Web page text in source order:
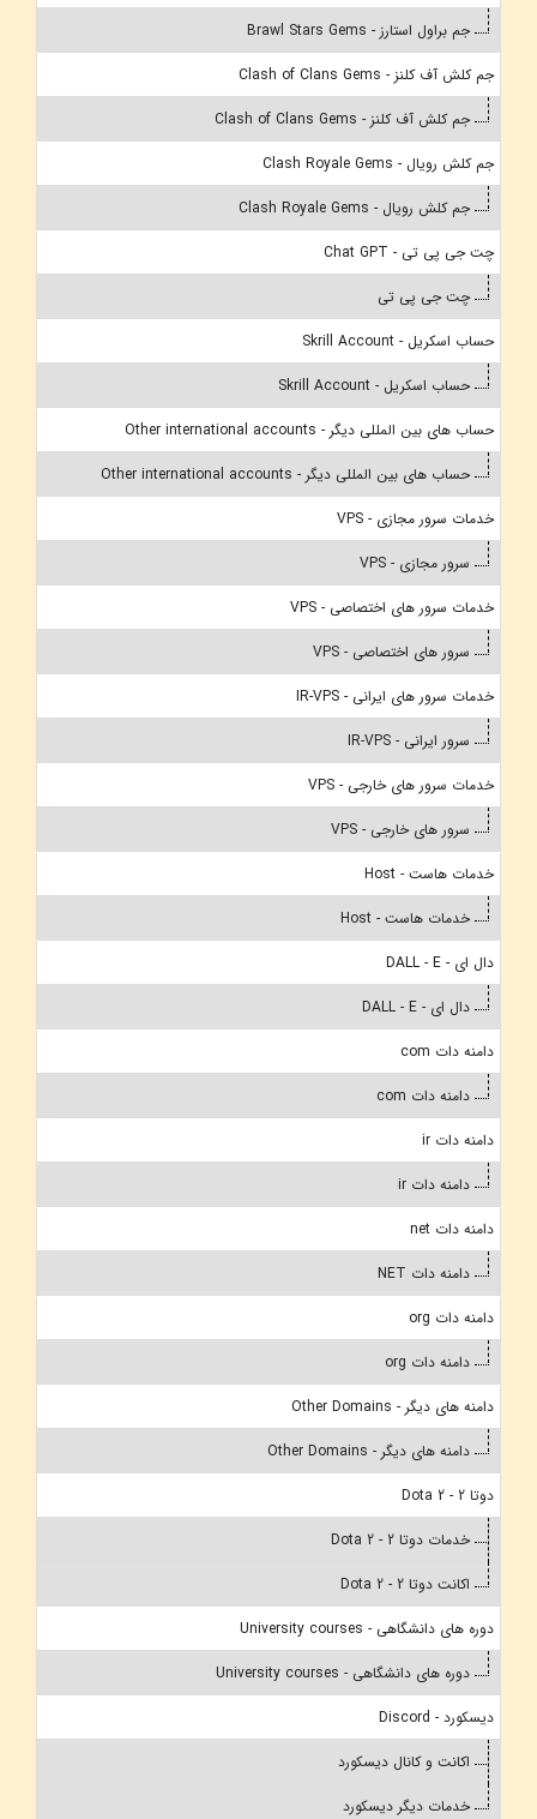
جم براول استارز - Brawl Stars Gems
جم کلش آف کلنز - Clash of Clans Gems
جم کلش آف کلنز - Clash of Clans Gems
جم کلش رویال - Clash Royale Gems
جم کلش رویال - Clash Royale Gems
چت جی پی تی - Chat GPT
چت جی پی تی
حساب اسکریل - Skrill Account
حساب اسکریل - Skrill Account
حساب های بین المللی دیگر - Other international accounts
حساب های بین المللی دیگر - Other international accounts
خدمات سرور مجازی - VPS
سرور مجازی - VPS
خدمات سرور های اختصاصی - VPS
سرور های اختصاصی - VPS
خدمات سرور های ایرانی - IR-VPS
سرور ایرانی - IR-VPS
خدمات سرور های خارجی - VPS
سرور های خارجی - VPS
خدمات هاست - Host
خدمات هاست - Host
دال ای - DALL - E
دال ای - DALL - E
دامنه دات com
دامنه دات com
دامنه دات ir
دامنه دات ir
دامنه دات net
دامنه دات NET
دامنه دات org
دامنه دات org
دامنه های دیگر - Other Domains
دامنه های دیگر - Other Domains
دوتا 2 - Dota 2
خدمات دوتا 2 - Dota 2
اکانت دوتا 2 - Dota 2
دوره های دانشگاهی - University courses
دوره های دانشگاهی - University courses
دیسکورد - Discord
اکانت و کانال دیسکورد
خدمات دیگر دیسکورد